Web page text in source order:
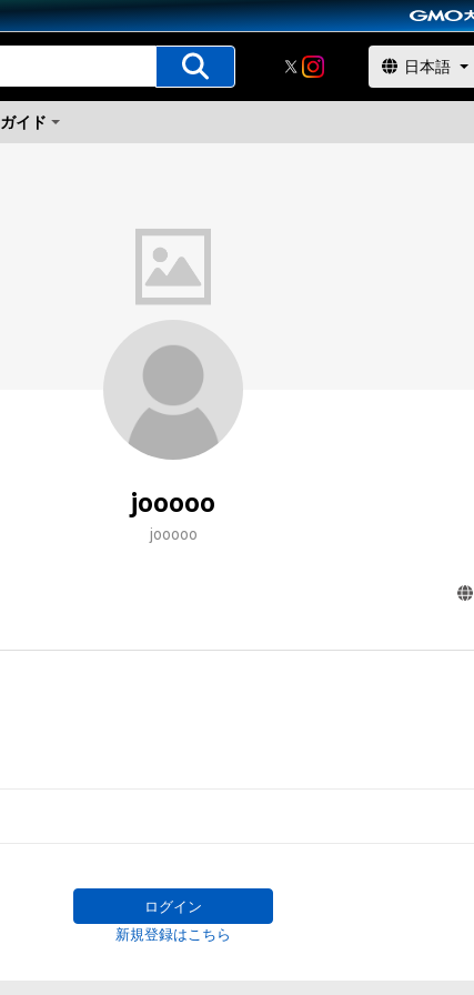
ガイド
jooooo
jooooo
ログイン
新規登録はこちら